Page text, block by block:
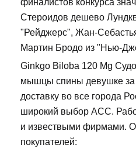
финалистов конкурса
Стероидов дешево
"Рейджерс", Жан-
Мартин Бродо из "Нью-
Ginkgo Biloba 120 Mg
мышцы спины девушке за
доставку во все города
широкий выбор ACC.
и извествыми фирмами.
покупателей: